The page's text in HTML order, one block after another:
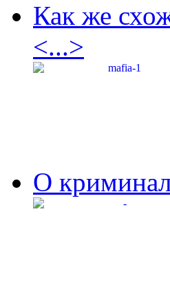
Как же
<...>
О